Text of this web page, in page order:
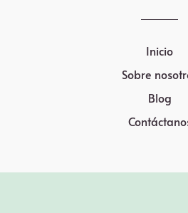
Inicio
Sobre
Blog